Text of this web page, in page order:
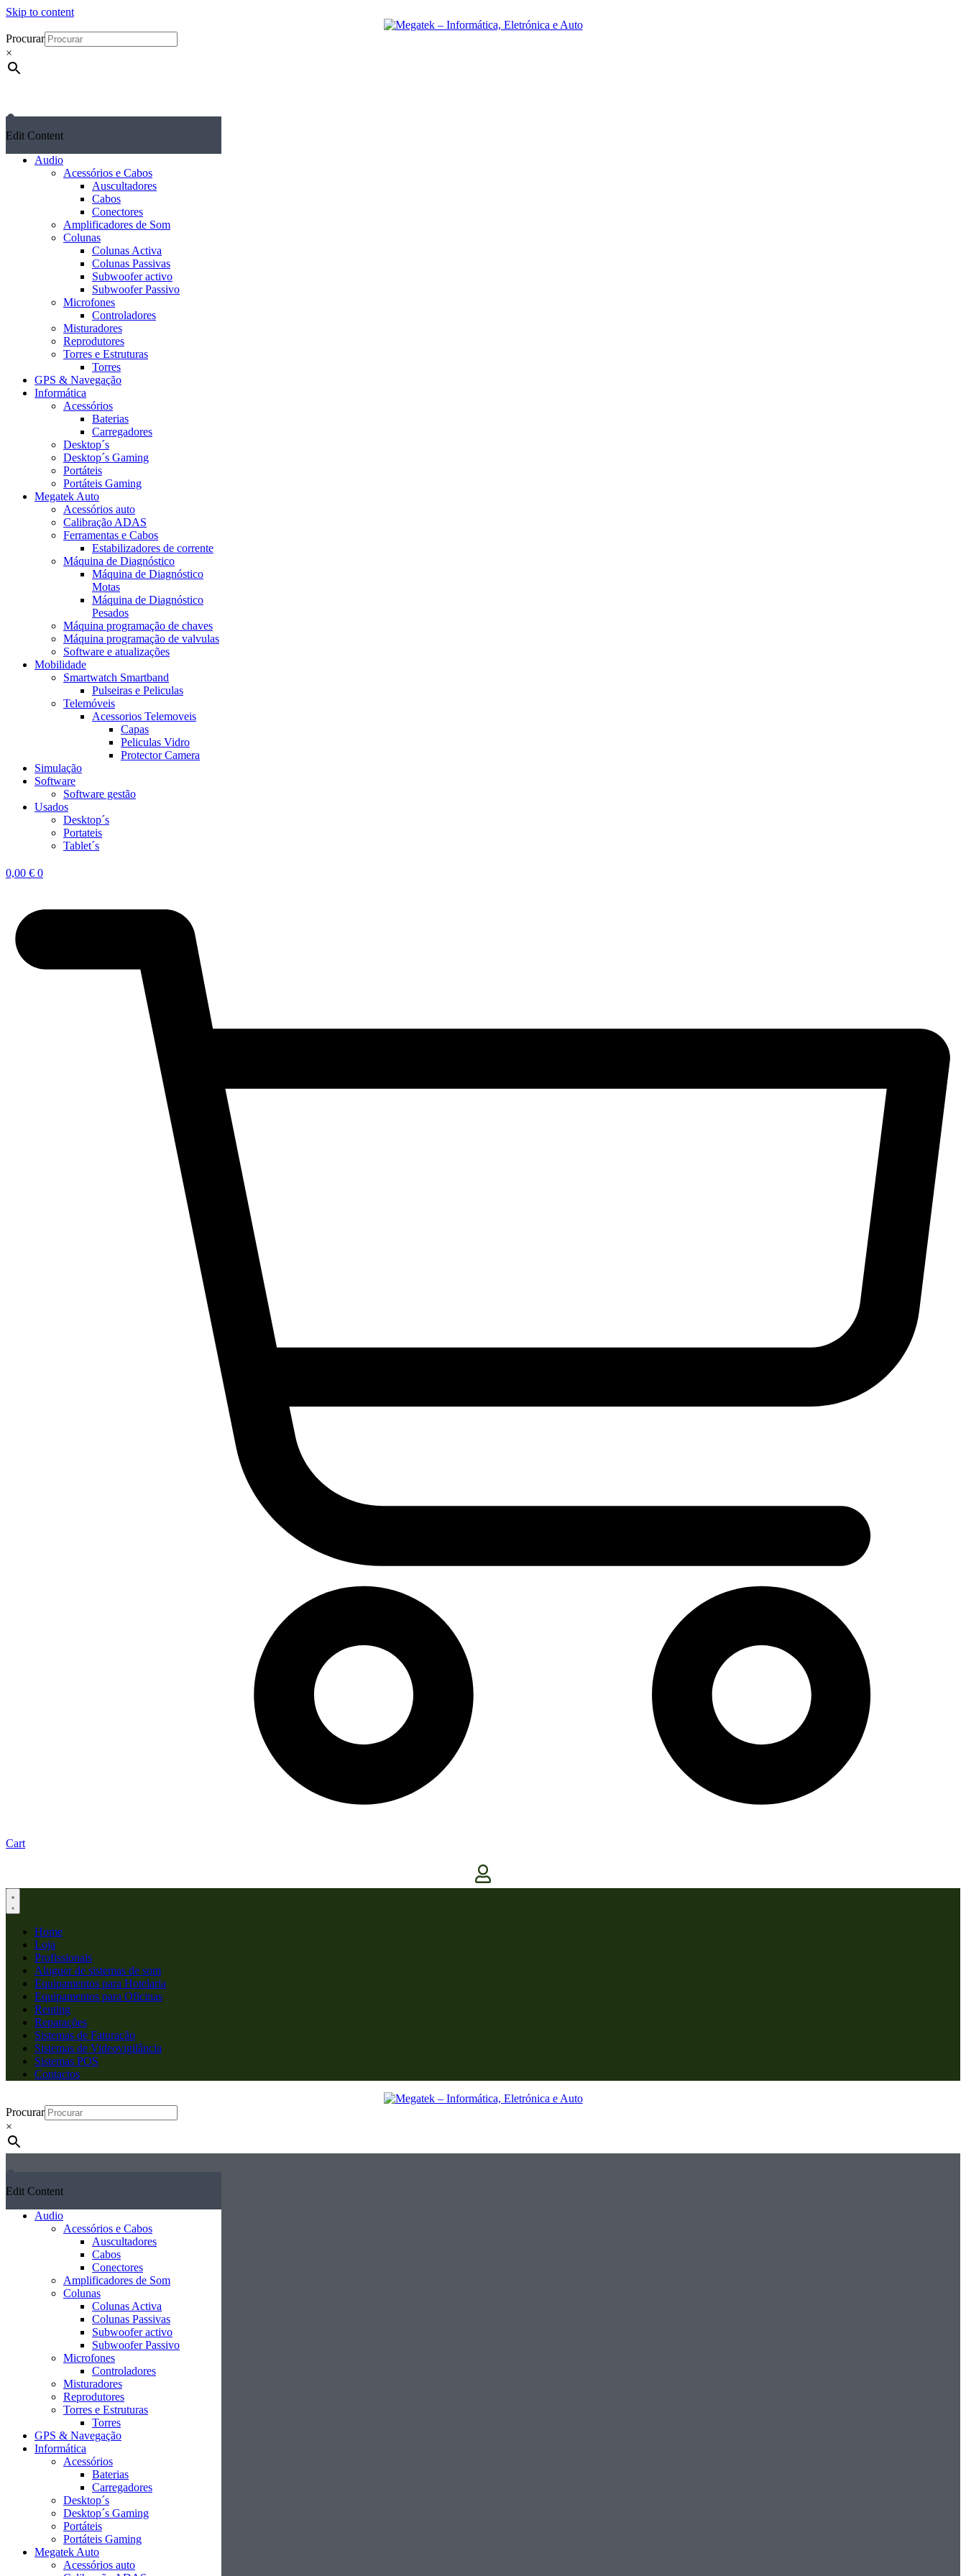
Skip to content
Procurar
×
Edit Content
Audio
Acessórios e Cabos
Auscultadores
Cabos
Conectores
Amplificadores de Som
Colunas
Colunas Activa
Colunas Passivas
Subwoofer activo
Subwoofer Passivo
Microfones
Controladores
Misturadores
Reprodutores
Torres e Estruturas
Torres
GPS & Navegação
Informática
Acessórios
Baterias
Carregadores
Desktop´s
Desktop´s Gaming
Portáteis
Portáteis Gaming
Megatek Auto
Acessórios auto
Calibração ADAS
Ferramentas e Cabos
Estabilizadores de corrente
Máquina de Diagnóstico
Máquina de Diagnóstico
Motas
Máquina de Diagnóstico
Pesados
Máquina programação de chaves
Máquina programação de valvulas
Software e atualizações
Mobilidade
Smartwatch Smartband
Pulseiras e Peliculas
Telemóveis
Acessorios Telemoveis
Capas
Peliculas Vidro
Protector Camera
Simulação
Software
Software gestão
Usados
Desktop´s
Portateis
Tablet´s
0,00 € 0
Cart
Home
Loja
Profissionais
Aluguer de sistemas de som
Equipamentos para Hotelaria
Equipamentos para Oficinas
Renting
Reparações
Sistemas de Faturação
Sistemas de Videovigilância
Sistemas POS
Contactos
Procurar
×
Edit Content
Audio
Acessórios e Cabos
Auscultadores
Cabos
Conectores
Amplificadores de Som
Colunas
Colunas Activa
Colunas Passivas
Subwoofer activo
Subwoofer Passivo
Microfones
Controladores
Misturadores
Reprodutores
Torres e Estruturas
Torres
GPS & Navegação
Informática
Acessórios
Baterias
Carregadores
Desktop´s
Desktop´s Gaming
Portáteis
Portáteis Gaming
Megatek Auto
Acessórios auto